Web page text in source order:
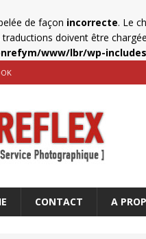
de façon incorrecte. Le
doivent être
www/lbr/wp-
CONTACT A